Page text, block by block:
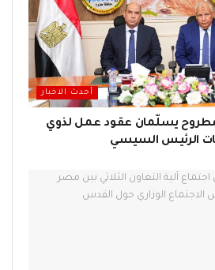
أحدث الاخبار
يسلّمان عقود عمل لذوي
الرئيس السيسي